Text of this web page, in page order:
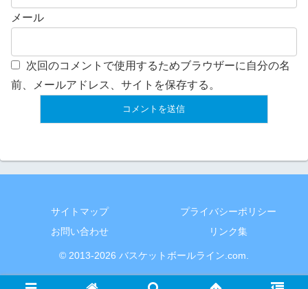
メール
次回のコメントで使用するためブラウザーに自分の名
前、メールアドレス、サイトを保存する。
サイトマップ
プライバシーポリシー
お問い合わせ
リンク集
© 2013-2026 バスケットボールライン.com.